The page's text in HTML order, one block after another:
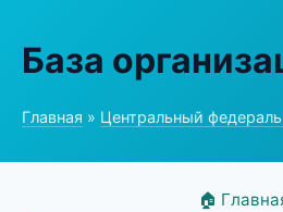
База
Главная » Центральный
🏠